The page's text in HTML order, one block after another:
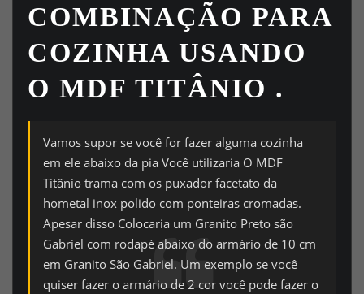
COMBINAÇÃO PARA
COZINHA USANDO
O MDF TITÂNIO .
Vamos supor se você for fazer alguma cozinha
em ele abaixo da pia Você utilizaria O MDF
Titânio trama com os puxador facetato da
hometal inox polido com ponteiras cromadas.
Apesar disso Colocaria um Granito Preto são
Gabriel com rodapé abaixo do armário de 10 cm
em Granito São Gabriel. Um exemplo se você
quiser fazer o armário de 2 cor você pode fazer o